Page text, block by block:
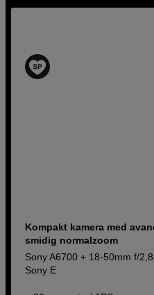
Kompakt kamera med
smidig normalzoom
Sony A6700 + 18-50mm f/
Sony E